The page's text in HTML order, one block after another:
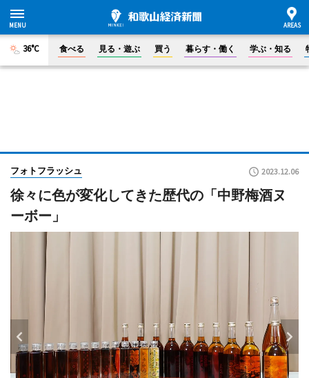
36°C 食べる 見る・遊ぶ 買う 暮らす・働く 学ぶ・知る
フォトフラッシュ 2023.12.06
徐々に色が変化してきた歴代の「中野梅酒ヌ
ーボー」